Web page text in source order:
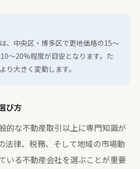
、中央区・博多区で更地価格の15～
～20%程度が目安となります。た
り大きく変動します。
び方
的な不動産取引以上に専門知識が
法律、税務、そして地域の市場動
いる不動産会社を選ぶことが重要